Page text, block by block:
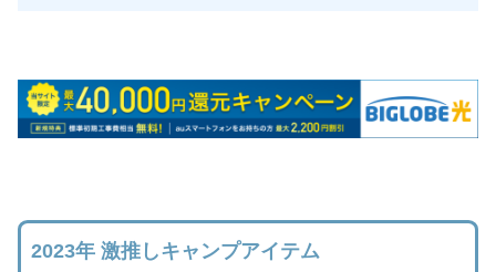
2023年 激推しキャンプアイテム